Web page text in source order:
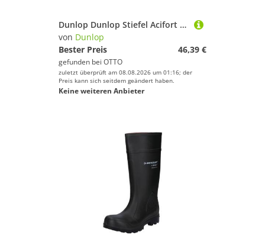
Dunlop Dunlop Stiefel Acifort Classic+ S4 Arbeitsschuh
von Dunlop
Bester Preis
46,39 €
gefunden bei OTTO
zuletzt überprüft am 08.08.2026 um 01:16; der
Preis kann sich seitdem geändert haben.
Keine weiteren Anbieter